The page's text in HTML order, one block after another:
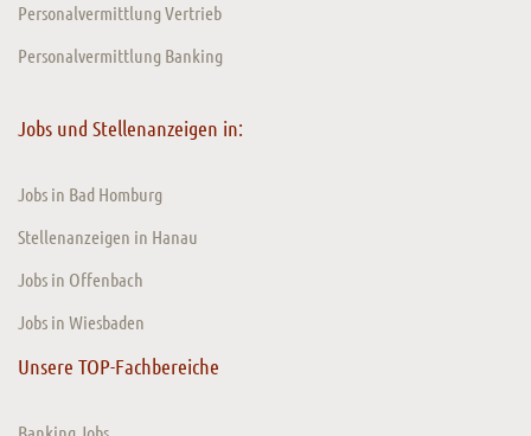
Personalvermittlung Vertrieb
Personalvermittlung Banking
Jobs und Stellenanzeigen in:
Jobs in Bad Homburg
Stellenanzeigen in Hanau
Jobs in Offenbach
Jobs in Wiesbaden
Unsere TOP-Fachbereiche